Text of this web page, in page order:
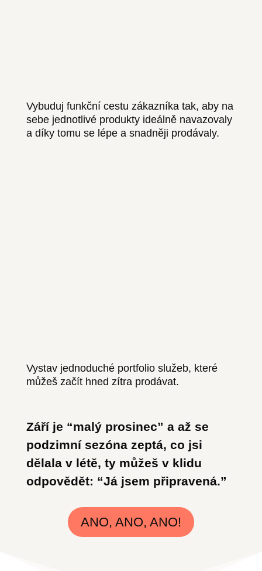
Vybuduj funkční cestu zákazníka tak, aby na
sebe jednotlivé produkty ideálně navazovaly
a díky tomu se lépe a snadněji prodávaly.
Vystav jednoduché portfolio služeb, které
můžeš začít hned zítra prodávat.
Září je “malý prosinec” a až se
podzimní sezóna zeptá, co jsi
dělala v létě, ty můžeš v klidu
odpovědět: “Já jsem připravená.”
ANO, ANO, ANO!